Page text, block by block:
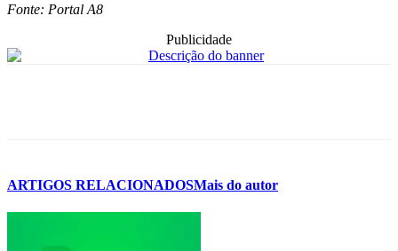
Fonte: Portal A8
Publicidade
ARTIGOS RELACIONADOSMais do autor